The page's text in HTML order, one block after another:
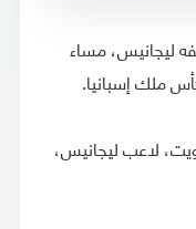
(1-0) أمام مضيفه ليجانيس، مساء
لاعب ليجانيس،